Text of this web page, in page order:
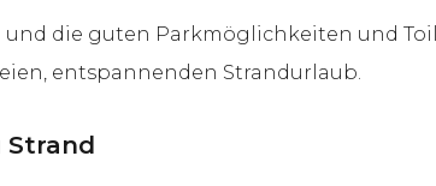
die guten Parkmöglichkeiten und
entspannenden Strandurlaub.
Strand